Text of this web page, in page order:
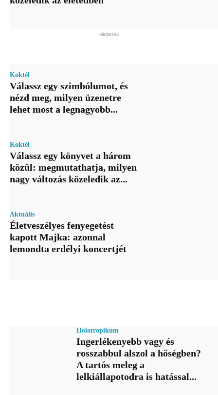
Hirdetés
Koktél
Válassz egy szimbólumot, és
nézd meg, milyen üzenetre
lehet most a legnagyobb...
Koktél
Válassz egy könyvet a három
közül: megmutathatja, milyen
nagy változás közeledik az...
Aktuális
Életveszélyes fenyegetést
kapott Majka: azonnal
lemondta erdélyi koncertjét
Holotropikum
Ingerlékenyebb vagy és
rosszabbul alszol a hőségben?
A tartós meleg a
lelkiállapotodra is hatással...